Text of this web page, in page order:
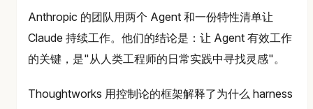
Anthropic 的团队用两个 Agent 和一份特性清单让
Claude 持续工作。他们的结论是：让 Agent 有效工作
的关键，是"从人类工程师的日常实践中寻找灵感"。
Thoughtworks 用控制论的框架解释了为什么 harness